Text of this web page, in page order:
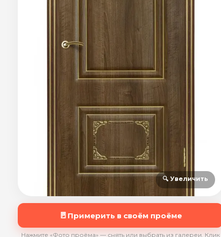
🔍 Увеличить
🚪 Примерить в своём проёме
Нажмите «Фото проёма» — снять или выбрать из галереи. Клик